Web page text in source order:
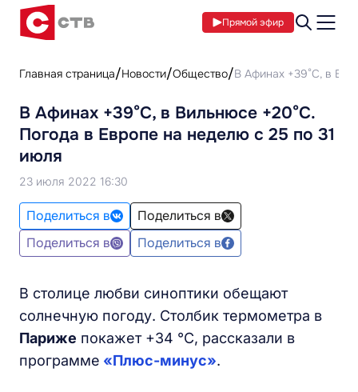
Прямой эфир
Главная страница Новости Общество В Афинах +39°С, в
В Афинах +39°С, в Вильнюсе +20°С.
Погода в Европе на неделю с 25 по 31
июля
23 июля 2022 16:30
Поделиться в
Поделиться в
Поделиться в
Поделиться в
В столице любви синоптики обещают
солнечную погоду. Столбик термометра в
Париже покажет +34 °С, рассказали в
программе «Плюс-минус».